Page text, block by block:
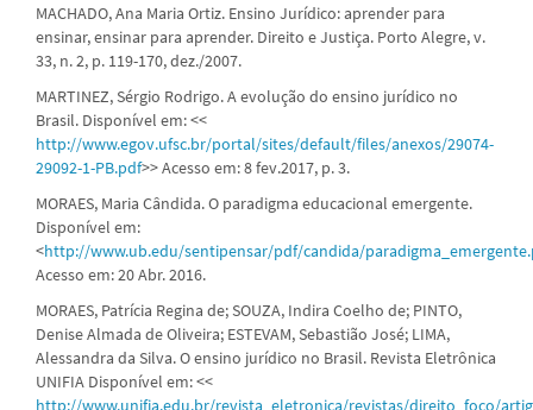
MACHADO, Ana Maria Ortiz. Ensino Jurídico: aprender para
ensinar, ensinar para aprender. Direito e Justiça. Porto Alegre, v.
33, n. 2, p. 119-170, dez./2007.
MARTINEZ, Sérgio Rodrigo. A evolução do ensino jurídico no
Brasil. Disponível em: <<
http://www.egov.ufsc.br/portal/sites/default/files/anexos/29074-
29092-1-PB.pdf>> Acesso em: 8 fev.2017, p. 3.
MORAES, Maria Cândida. O paradigma educacional emergente.
Disponível em:
<http://www.ub.edu/sentipensar/pdf/candida/
Acesso em: 20 Abr. 2016.
MORAES, Patrícia Regina de; SOUZA, Indira Coelho de; PINTO,
Denise Almada de Oliveira; ESTEVAM, Sebastião José; LIMA,
Alessandra da Silva. O ensino jurídico no Brasil. Revista Eletrônica
UNIFIA Disponível em: <<
http://www.unifia.edu.br/revista_eletronica/revistas/direito_foco/